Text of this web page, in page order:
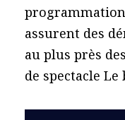
assurent des
au plus près
de spectacle